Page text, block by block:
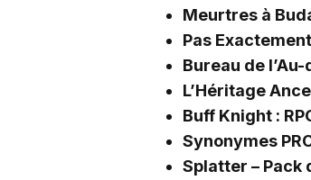
Meurtres à
Pas
Bureau de l’Au-
L’Héritage
Buff Knight :
Synonymes
Splatter – Pack